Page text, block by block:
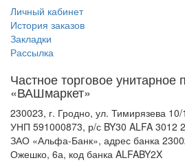
Личный кабинет
История заказов
Закладки
Рассылка
Частное торговое унитарное
«ВАШмаркет»
230023, г. Гродно, ул. Тимирязева
УНП 591000873, р/с BY30 ALFA 3012
ЗАО «Альфа-Банк», адрес банка
Ожешко, 6а, код банка ALFABY2X